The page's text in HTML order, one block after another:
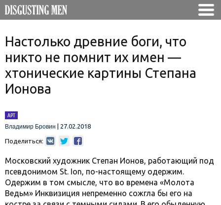
Настолько древние боги, что
никто не помнит их имен —
хтонические картины Степана
Ионова
АРТ
Владимир Бровин
27.02.2018
Поделиться:
Московский художник Степан Ионов, работающий под
псевдонимом St. Ion, по-настоящему одержим.
Одержим в том смысле, что во времена «Молота
Ведьм» Инквизиция непременно сожгла бы его на